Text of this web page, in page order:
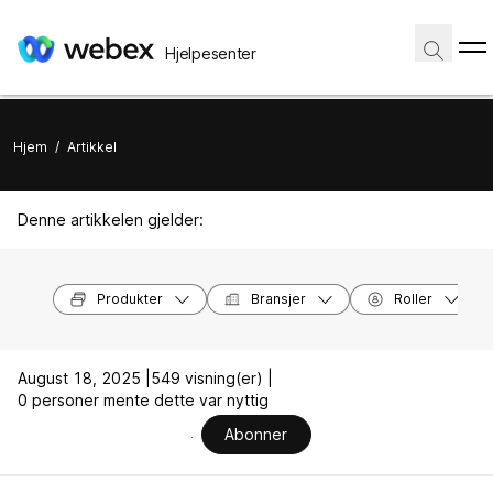
Hjelpesenter
Hjem / Artikkel
Denne artikkelen gjelder:
Produkter Bransjer Roller
August 18, 2025 | 549 visning(er) |
0 personer mente dette var nyttig
Abonner